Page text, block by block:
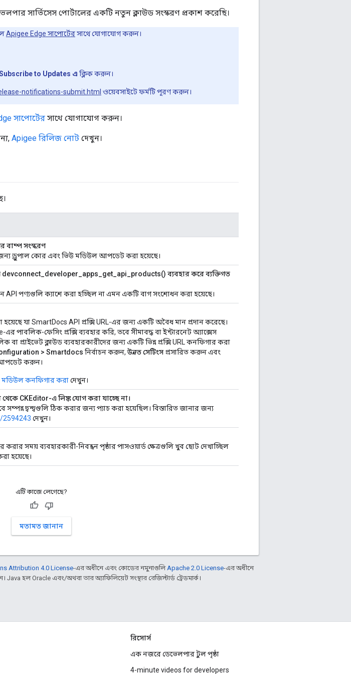
সার্ভিসেস পোর্টালের একটি নতুন ক্লাউড সংস্করণ প্রকাশ করেছি।
Apigee Edge সাপোর্টেরসাথে যোগাযোগ করুন।
to Updates এ ক্লিক করুন।
notifications-submit.html ওয়েবসাইটে ফর্মটি পূরণ করুন।
সাপোর্টের সাথে যোগাযোগ করুন।
Apigee রিলিজ নোট দেখুন।
বাম্প সংস্করণ
জন্য ড্রুপাল কোর এবং ভিউ মডিউল আপডেট করা হয়েছে।
devconnect_developer_apps_get_api_products() ব্যবহার করে ব্যক্তিগত
পণ্যগুলি ক্যাশে করা হচ্ছিল না এমন একটি বাগ সংশোধন করা হয়েছে।
যা SmartDocs API প্রক্সি URL-এর জন্য একটি অবৈধ মান প্রদান করেছে।
ফেসিং প্রক্সি ব্যবহার করি, তবে সীমাবদ্ধ বা ইন্টারনেট অ্যাক্সেস
বা প্রাইভেট ক্লাউড ব্যবহারকারীদের জন্য একটি ভিন্ন প্রক্সি URL কনফিগার করা
> Smartdocs নির্বাচন করুন,উন্নত সেটিংস প্রসারিত করুন এবং
আপডেট করুন।
মডিউল কনফিগার করাদেখুন।
CKEditor-এ লিঙ্ক যোগ করা যাচ্ছে না।
সম্পন্ন দ্বন্দ্বগুলি ঠিক করার জন্য প্যাচ করা হয়েছিল। বিস্তারিত জানার জন্য
2594243 দেখুন।
সময় ব্যবহারকারী-নিবন্ধন পৃষ্ঠার পাসওয়ার্ড ক্ষেত্রগুলি খুব ছোট দেখাচ্ছিল
হয়েছে।
এটি কাজে লেগেছে?
মতামত জানান
Attribution 4.0 License-এর অধীনে এবং কোডের নমুনাগুলিApache 2.0 License-এর অধীনে
Java হল Oracle এবং/অথবা তার অ্যাফিলিয়েট সংস্থার রেজিস্টার্ড ট্রেডমার্ক।
রিসোর্স
এক নজরে ডেভেলপার টুল পৃষ্ঠা
4-minute videos for developers